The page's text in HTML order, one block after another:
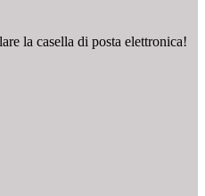
la casella di posta elettronica!